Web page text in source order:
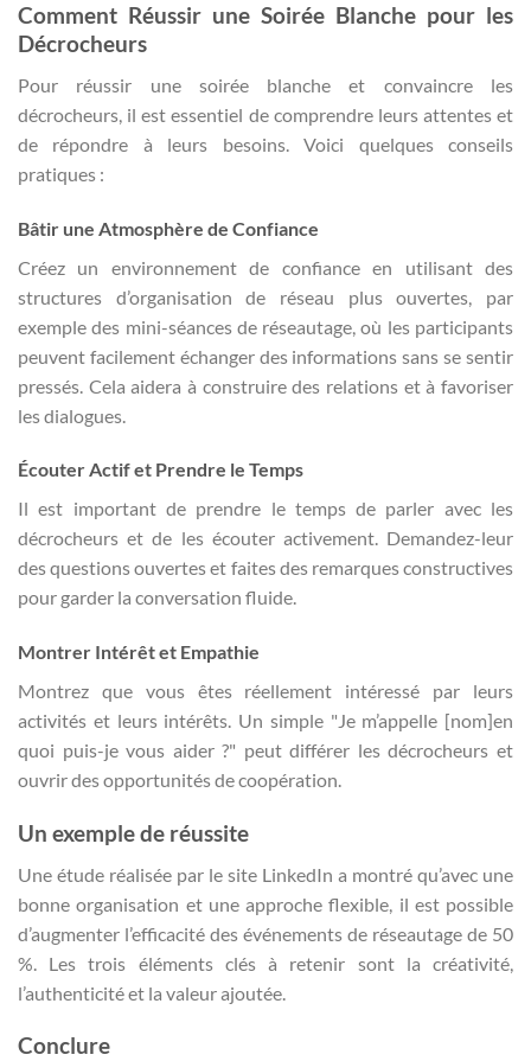
Comment Réussir une Soirée Blanche pour les
Décrocheurs
Pour réussir une soirée blanche et convaincre les
décrocheurs, il est essentiel de comprendre leurs attentes et
de répondre à leurs besoins. Voici quelques conseils
pratiques :
Bâtir une Atmosphère de Confiance
Créez un environnement de confiance en utilisant des
structures d’organisation de réseau plus ouvertes, par
exemple des mini-séances de réseautage, où les participants
peuvent facilement échanger des informations sans se sentir
pressés. Cela aidera à construire des relations et à favoriser
les dialogues.
Écouter Actif et Prendre le Temps
Il est important de prendre le temps de parler avec les
décrocheurs et de les écouter activement. Demandez-leur
des questions ouvertes et faites des remarques constructives
pour garder la conversation fluide.
Montrer Intérêt et Empathie
Montrez que vous êtes réellement intéressé par leurs
activités et leurs intérêts. Un simple "Je m’appelle [nom]en
quoi puis-je vous aider ?" peut différer les décrocheurs et
ouvrir des opportunités de coopération.
Un exemple de réussite
Une étude réalisée par le site LinkedIn a montré qu’avec une
bonne organisation et une approche flexible, il est possible
d’augmenter l’efficacité des événements de réseautage de 50
%. Les trois éléments clés à retenir sont la créativité,
l’authenticité et la valeur ajoutée.
Conclure